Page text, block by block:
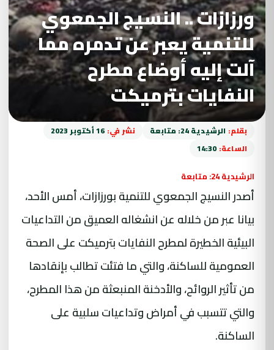
ورزازات .. النسيج الجمعوي
للتنمية يعبر عن تدمره مما
آلت إليه أوضاع مطرح
النفايات بترميكت
بقلم: الرشيدية 24: متابعة نشر في: 16 أكتوبر 2023
الساعة: 14:30
الرشيدية 24: متابعة
أصدر النسيج الجمعوي للتنمية بورزازات، أمس الأحد،
بيانا عبر من خلاله عن انشغاله العميق من التداعيات
البيئية الخطيرة لمطرح النفايات بترميكت على الصحة
العمومية للساكنة، والتي ما فتئت تطالب بإنقادها
من تأثير الروائح، والأدخنة المنبعثة من هذا المطرح،
والتي تتسبب في أمراض وتداعيات سلبية على
الساكنة.